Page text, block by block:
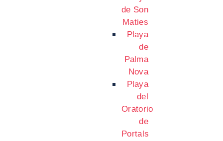
de Son
Maties
Playa
de
Palma
Nova
Playa
del
Oratorio
de
Portals